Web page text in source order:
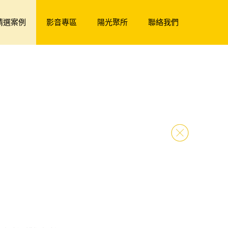
選案例 影音專區 陽光聚所 聯絡我們